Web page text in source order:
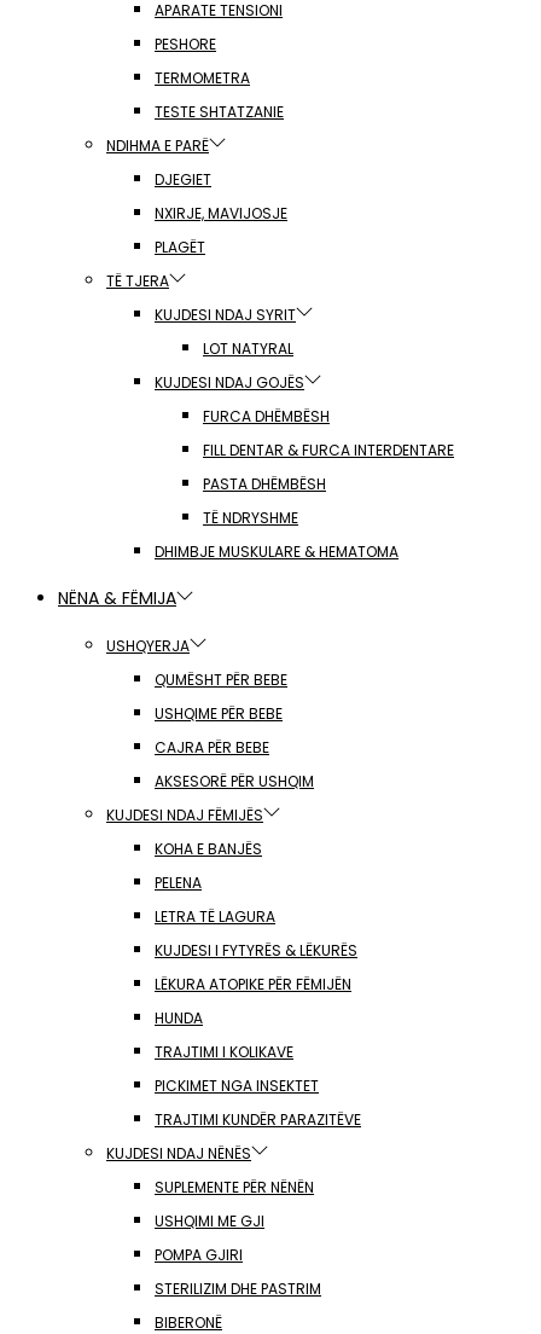
APARATE TENSIONI
PESHORE
TERMOMETRA
TESTE SHTATZANIE
NDIHMA E PARË
DJEGIET
NXIRJE, MAVIJOSJE
PLAGËT
TË TJERA
KUJDESI NDAJ SYRIT
LOT NATYRAL
KUJDESI NDAJ GOJËS
FURCA DHËMBËSH
FILL DENTAR & FURCA INTERDENTARE
PASTA DHËMBËSH
TË NDRYSHME
DHIMBJE MUSKULARE & HEMATOMA
NËNA & FËMIJA
USHQYERJA
QUMËSHT PËR BEBE
USHQIME PËR BEBE
CAJRA PËR BEBE
AKSESORË PËR USHQIM
KUJDESI NDAJ FËMIJËS
KOHA E BANJËS
PELENA
LETRA TË LAGURA
KUJDESI I FYTYRËS & LËKURËS
LËKURA ATOPIKE PËR FËMIJËN
HUNDA
TRAJTIMI I KOLIKAVE
PICKIMET NGA INSEKTET
TRAJTIMI KUNDËR PARAZITËVE
KUJDESI NDAJ NËNËS
SUPLEMENTE PËR NËNËN
USHQIMI ME GJI
POMPA GJIRI
STERILIZIM DHE PASTRIM
BIBERONË